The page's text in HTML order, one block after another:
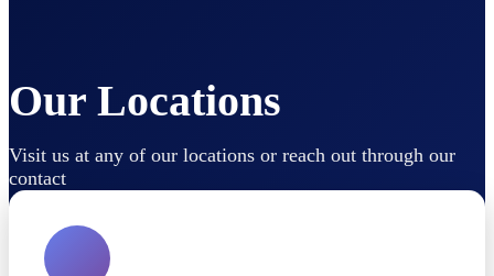
Our Locations
Visit us at any of our locations or reach out through our
contact